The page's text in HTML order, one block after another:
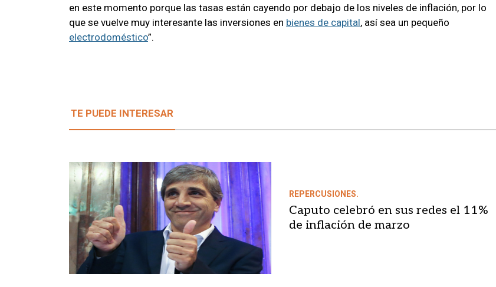
en este momento porque las tasas están cayendo por debajo de los niveles de inflación, por lo
que se vuelve muy interesante las inversiones en bienes de capital, así sea un pequeño
electrodoméstico”.
TE PUEDE INTERESAR
REPERCUSIONES.
Caputo celebró en sus redes el 11%
de inflación de marzo